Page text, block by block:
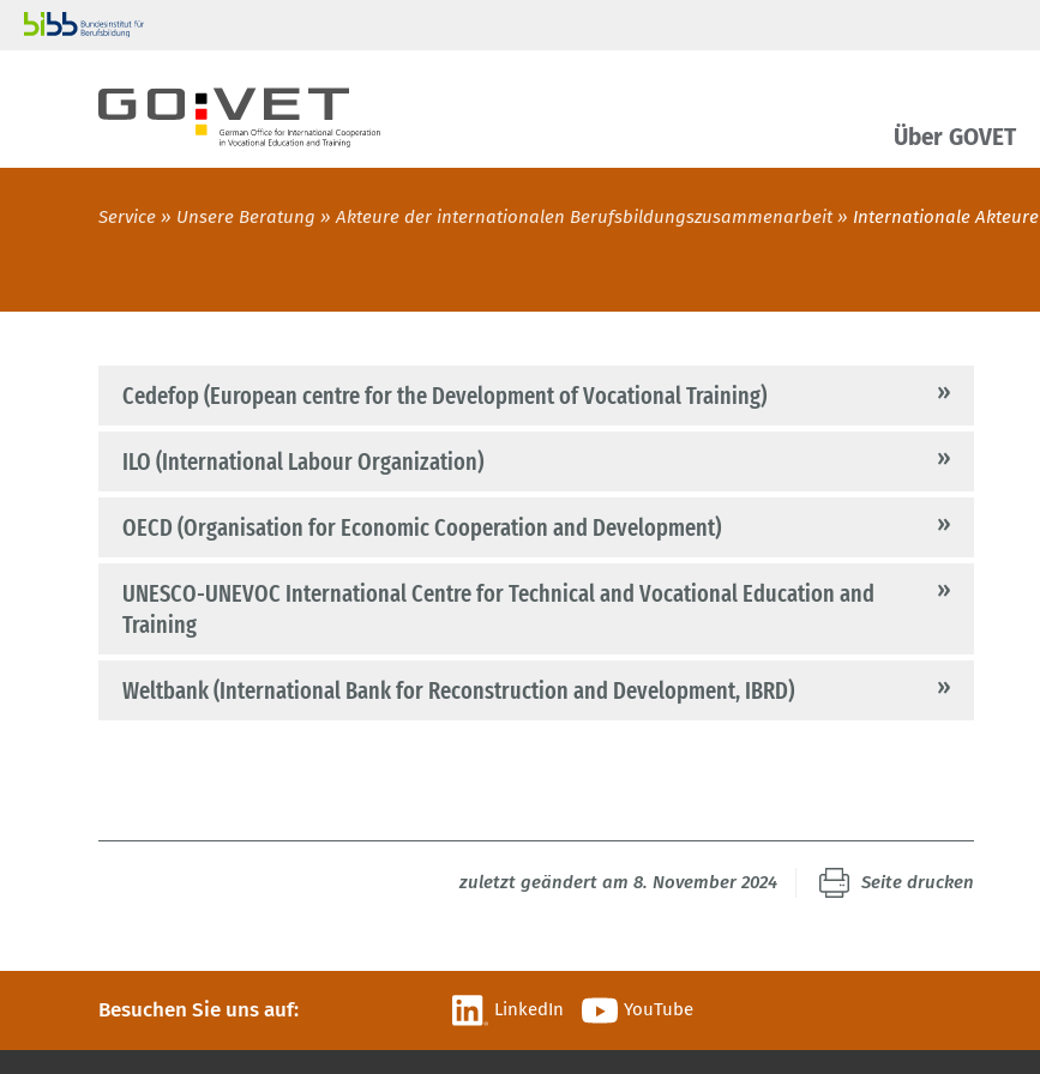
Über GOVET
Service Unsere Beratung Akteure der internationalen Berufsbildungszusammenarbeit Internationale Akteure
Cedefop (European centre for the Development of Vocational Training)
ILO (International Labour Organization)
OECD (Organisation for Economic Cooperation and Development)
UNESCO-UNEVOC International Centre for Technical and Vocational Education and
Training
Weltbank (International Bank for Reconstruction and Development, IBRD)
zuletzt geändert am 8. November 2024 Seite drucken
Besuchen Sie uns auf: LinkedIn YouTube